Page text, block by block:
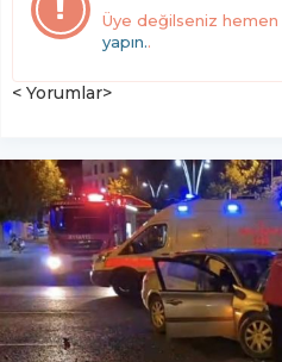
Üye değilseniz hemen
yapın..
< Yorumlar>